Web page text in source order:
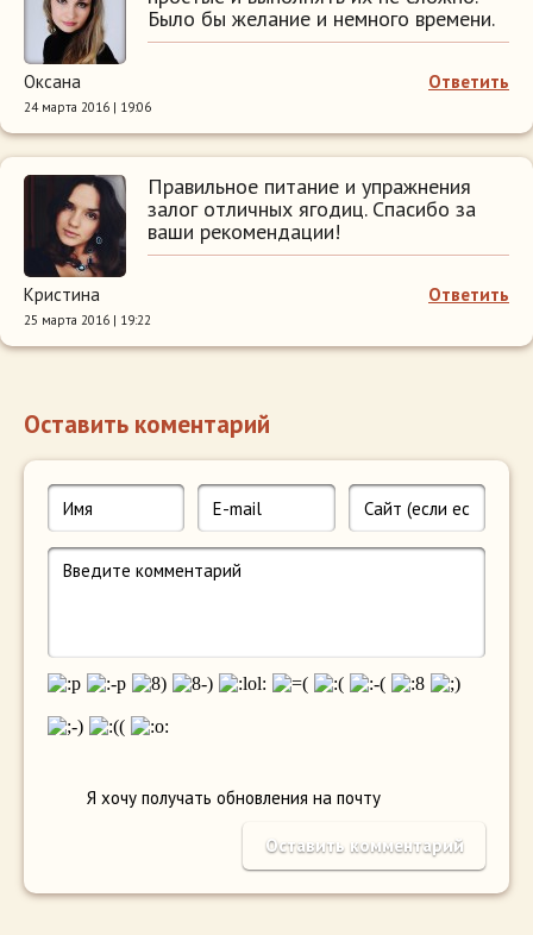
Было бы желание и немного времени.
Ответить
Оксана
24 марта 2016 | 19:06
Правильное питание и упражнения
залог отличных ягодиц. Спасибо за
ваши рекомендации!
Ответить
Кристина
25 марта 2016 | 19:22
Оставить коментарий
Я хочу получать обновления на почту